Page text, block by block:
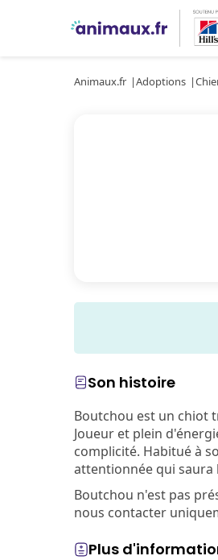
Animaux.fr Adoptions
Son histoire
Boutchou est un chiot
Joueur et plein
complicité. Habitué à
attentionnée qui saura
Boutchou n'est pas
nous contacter
Plus